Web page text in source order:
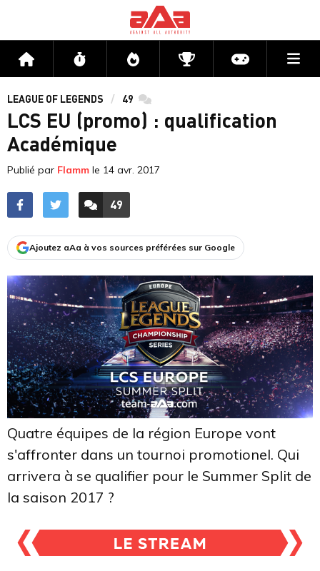
Accueil Flux Directs CompétitionsActu jeux
LEAGUE OF LEGENDS 49 commentaires
LCS EU (promo) : qualification
Académique
Publié par Flamm le 14 avr. 2017
ACCÉDER AUX
49
COMMENTAIRES
Ajoutez aAa à vos sources préférées sur Google
Quatre équipes de la région Europe vont
s'affronter dans un tournoi promotionel. Qui
arrivera à se qualifier pour le Summer Split de
la saison 2017 ?